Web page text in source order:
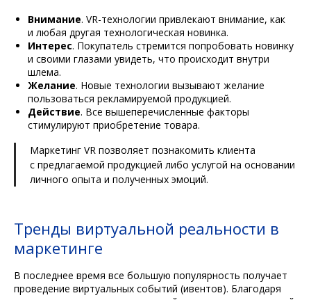
Внимание. VR-технологии привлекают внимание, как
и любая другая технологическая новинка.
Интерес. Покупатель стремится попробовать новинку
и своими глазами увидеть, что происходит внутри
шлема.
Желание. Новые технологии вызывают желание
пользоваться рекламируемой продукцией.
Действие. Все вышеперечисленные факторы
стимулируют приобретение товара.
Маркетинг VR позволяет познакомить клиента
с предлагаемой продукцией либо услугой на основании
личного опыта и полученных эмоций.
Тренды виртуальной реальности в
маркетинге
В последнее время все большую популярность получает
проведение виртуальных событий (ивентов). Благодаря